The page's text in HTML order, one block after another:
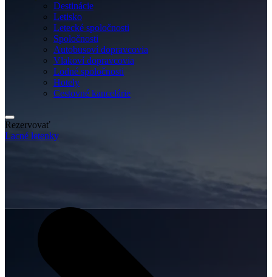
Destinácie
Letisko
Letecké spoločnosti
Spoločnosti
Autobusoví dopravcovia
Vlakoví dopravcovia
Lodné spoločnosti
Hotely
Cestovné kancelárie
Rezervovať
Lacné letenky